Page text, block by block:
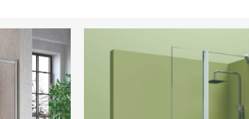
Mamparas Semicirculares
Mamparas Walk-in fijos